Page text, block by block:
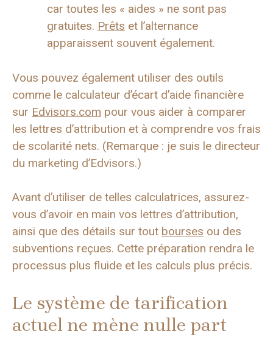
car toutes les « aides » ne sont pas
gratuites. Prêts et l’alternance
apparaissent souvent également.
Vous pouvez également utiliser des outils
comme le calculateur d’écart d’aide financière
sur Edvisors.com pour vous aider à comparer
les lettres d’attribution et à comprendre vos frais
de scolarité nets. (Remarque : je suis le directeur
du marketing d’Edvisors.)
Avant d’utiliser de telles calculatrices, assurez-
vous d’avoir en main vos lettres d’attribution,
ainsi que des détails sur tout bourses ou des
subventions reçues. Cette préparation rendra le
processus plus fluide et les calculs plus précis.
Le système de tarification
actuel ne mène nulle part